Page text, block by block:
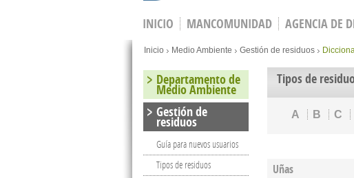
INICIO MANCOMUNIDAD AGENCIA DE
You are here
Inicio Medio Ambiente Gestión de residuos
Tipos de
A B C
Uñas
Departamento de
Medio Ambiente
Gestión de
residuos
Guía para nuevos usuarios
Tipos de residuos